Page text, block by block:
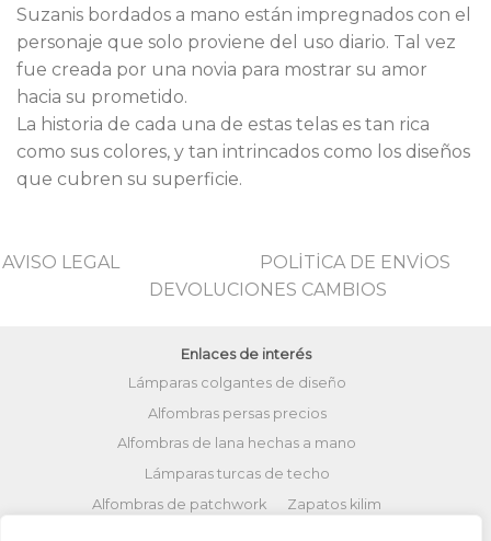
Suzanis bordados a mano están impregnados con el
personaje que solo proviene del uso diario. Tal vez
fue creada por una novia para mostrar su amor
hacia su prometido.
La historia de cada una de estas telas es tan rica
como sus colores, y tan intrincados como los diseños
que cubren su superficie.
AVISO LEGAL
POLİTİCA DE ENVİOS
DEVOLUCIONES CAMBIOS
Enlaces de interés
Lámparas colgantes de diseño
Alfombras persas precios
Alfombras de lana hechas a mano
Lámparas turcas de techo
Alfombras de patchwork
Zapatos kilim